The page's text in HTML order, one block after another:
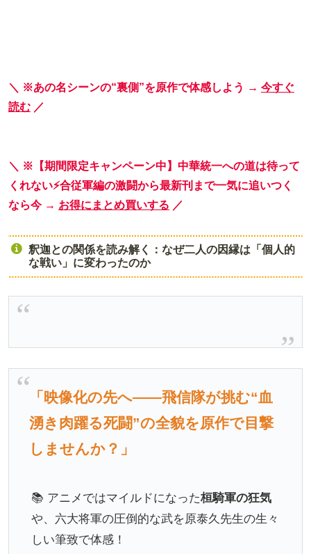
＼ ※あの名シーンの“裏側”を原作で体感しよう → 今すぐ
読む ／
＼ ※【期間限定キャンペーン中】中華統一への道は待って
くれない⚡合従軍編の激闘から最新刊まで一気に追いつく
なら今 → お得にまとめ買いする ／
釈迦との関係を読み解く：なぜ二人の因縁は「個人的
な戦い」に変わったのか
「映像化の先へ――飛信隊が挑む“血
湧き肉躍る死闘”の全貌を原作で目撃
しませんか？」
📚 アニメではマイルドになった桓騎軍の狂気
や、六大将軍の圧倒的な武を原泰久先生の生々
しい筆致で体感！